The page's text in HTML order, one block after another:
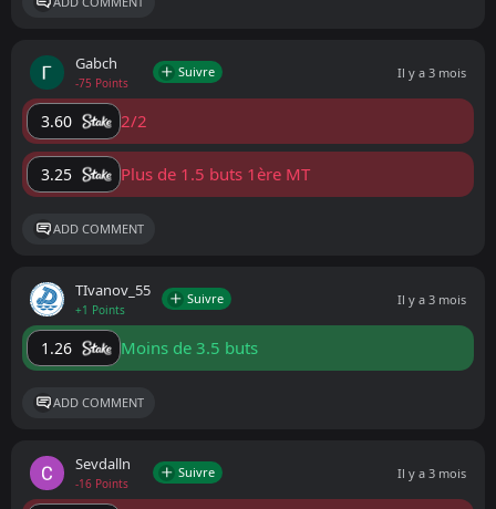
Gabch
-75 Points
Suivre Il y a 3 mois
3.60 2/2
3.25 Plus de 1.5 buts 1ère MT
ADD COMMENT
ТIvanov_55
+1 Points
Suivre Il y a 3 mois
1.26 Moins de 3.5 buts
ADD COMMENT
Sevdalln
-16 Points
Suivre Il y a 3 mois